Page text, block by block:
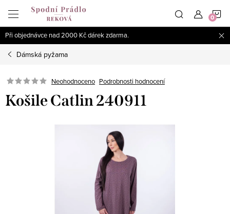
obsah
Při objednávce nad 2000 Kč dárek zdarma.
Dámská pyžama
Neohodnoceno Podrobnosti hodnocení
Košile Catlin 240911